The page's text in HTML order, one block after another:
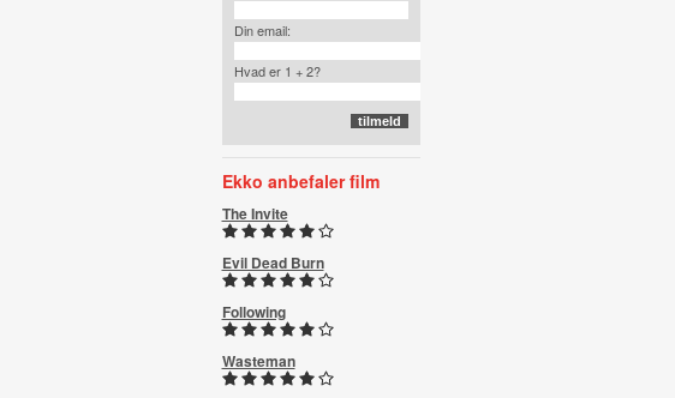
Din email:
Hvad er 1 + 2?
Ekko anbefaler film
The Invite
Evil Dead Burn
Following
Wasteman